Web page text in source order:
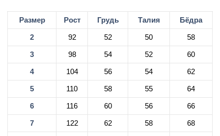
Размер Рост Грудь Талия Бёдра
2 92 52 50 58
3 98 54 52 60
4 104 56 54 62
5 110 58 55 64
6 116 60 56 66
7 122 62 58 68